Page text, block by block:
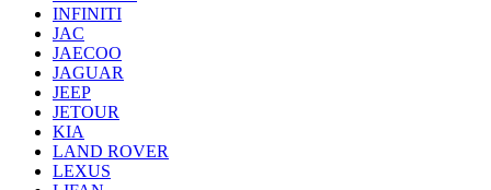
INFINITI
JAC
JAECOO
JAGUAR
JEEP
JETOUR
KIA
LAND ROVER
LEXUS